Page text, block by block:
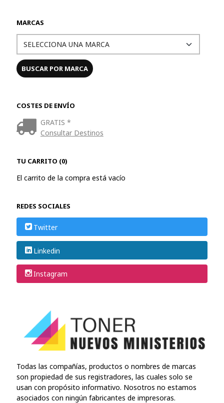
MARCAS
COSTES DE ENVÍO
GRATIS *
Consultar Destinos
TU CARRITO (0)
El carrito de la compra está vacío
REDES SOCIALES
Twitter
Linkedin
Instagram
Todas las compañías, productos o nombres de marcas
son propiedad de sus registradores, las cuales solo se
usan con propósito informativo. Nosotros no estamos
asociados con ningún fabricantes de impresoras.